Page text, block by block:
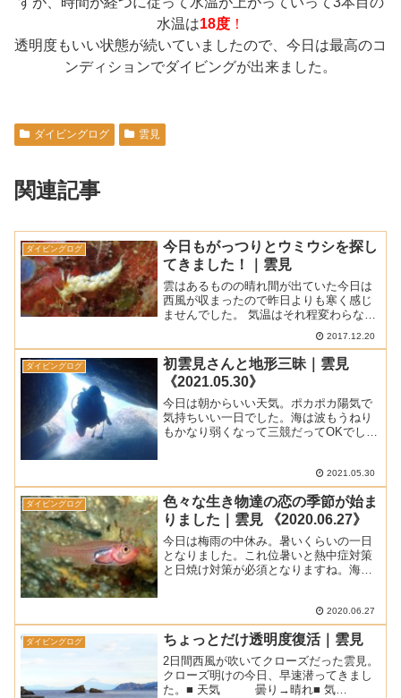
水温は18度 ！
透明度もいい状態が続いていましたので、今日は最高のコ
ンディションでダイビングが出来ました。
ダイビングログ 雲見
関連記事
ダイビングログ
今日もがっつりとウミウシを探し
てきました！｜雲見
雲はあるものの晴れ間が出ていた今日は
西風が収まったので昨日よりも寒く感じ
ませんでした。 気温はそれ程変わらなか
ったですけど、この時期の風って嫌です
ね。 海は浅いところにかすかなうねりが
残っていましたけど、小さなマクロ撮影
にも影響がない程度で...
2017.12.20
ダイビングログ
初雲見さんと地形三昧｜雲見
《2021.05.30》
今日は朝からいい天気。ポカポカ陽気で
気持ちいい一日でした。海は波もうねり
もかなり弱くなって三競だってOKでし
2021.05.30
ダイビングログ
色々な生き物達の恋の季節が始ま
りました｜雲見 《2020.06.27》
今日は梅雨の中休み。暑いくらいの一日
となりました。これ位暑いと熱中症対策
と日焼け対策が必須となりますね。海は
： 30.2℃ (松崎町アメダスによる最高気
温)■...
2020.06.27
ダイビングログ ちょっとだけ透明度復活｜雲見
2日間西風が吹いてクローズだった雲見。
クローズ明けの今日、早速潜ってきまし
た。■ 天気 曇り→晴れ■ 気